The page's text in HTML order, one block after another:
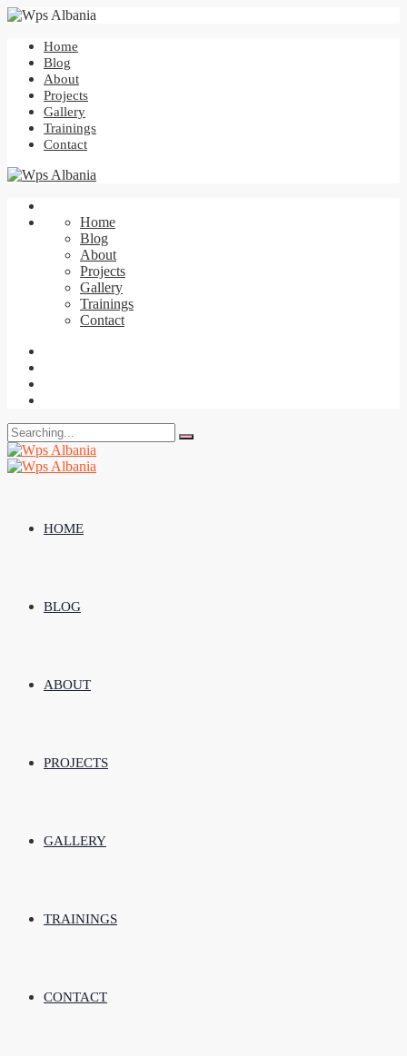
Home
Blog
About
Projects
Gallery
Trainings
Contact
Home
Blog
About
Projects
Gallery
Trainings
Contact
Search
for:
HOME
BLOG
ABOUT
PROJECTS
GALLERY
TRAININGS
CONTACT